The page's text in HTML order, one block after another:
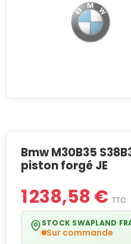
Bmw M30B35
piston forgé JE
1 238,58 € TTC
STOCK SWAPLAND
Sur commande